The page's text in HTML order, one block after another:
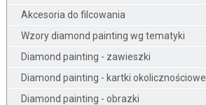
Akcesoria do filcowania
Wzory diamond painting wg tematyki
Diamond painting - zawieszki
Diamond painting - kartki okolicznościowe
Diamond painting - obrazki